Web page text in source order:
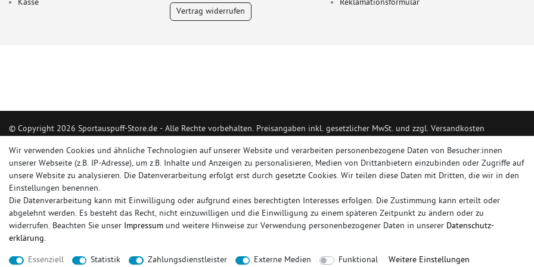
Kasse
Vertrag widerrufen
Reklamationsformular
© Copyright 2026 Sportauspuff-Store.de - Alle Rechte vorbehalten. Preisangaben inkl. gesetzlicher MwSt. und zzgl. Versandkosten
Das Internetportal für Sportendschalldämpfer, Komplettanlagen, Rennsportanlagen, Sportendrohre, Universalteile, Fächerkrümmer,
Ersatzrohr und Auspuffzubehör.
FOX, REMUS, FSW, FRIEDRICH MOTORSPORT, EISENMANN, ULTER SPORT, NOVUS
sportauspuff sportkat fox racing sportauspuff endrohr downpipe komplettanlage friedrich mittelschalldämpfer fächerkrümmer remus
rennsportanlage
vorschalldämpfer attrappe ulter vorschalldämpfer fsw duplex milltek
* gilt für Lieferungen innerhalb Deutschlands, Lieferzeiten für andere Länder entnehmen Sie bitte der Schaltfläche mit den Versandinformationen
Wir verwenden Cookies und ähnliche Technologien auf unserer Website und verarbeiten personenbezogene Daten von Besucher:innen
unserer Webseite (z.B. IP-Adresse), um z.B. Inhalte und Anzeigen zu personalisieren, Medien von Drittanbietern einzubinden oder Zugriffe auf
unsere Website zu analysieren. Die Datenverarbeitung erfolgt erst durch gesetzte Cookies. Wir teilen diese Daten mit Dritten, die wir in den
Einstellungen benennen.
Die Datenverarbeitung kann mit Einwilligung oder aufgrund eines berechtigten Interesses erfolgen. Die Zustimmung kann erteilt oder
abgelehnt werden. Es besteht das Recht, nicht einzuwilligen und die Einwilligung zu einem späteren Zeitpunkt zu ändern oder zu
widerrufen. Beachten Sie unser Impressum und weitere Hinweise zur Verwendung personenbezogener Daten in unserer Daten­schutz­
erklärung.
Essenziell
Statistik Zahlungsdienstleister Externe Medien Funktional Weitere Einstellungen